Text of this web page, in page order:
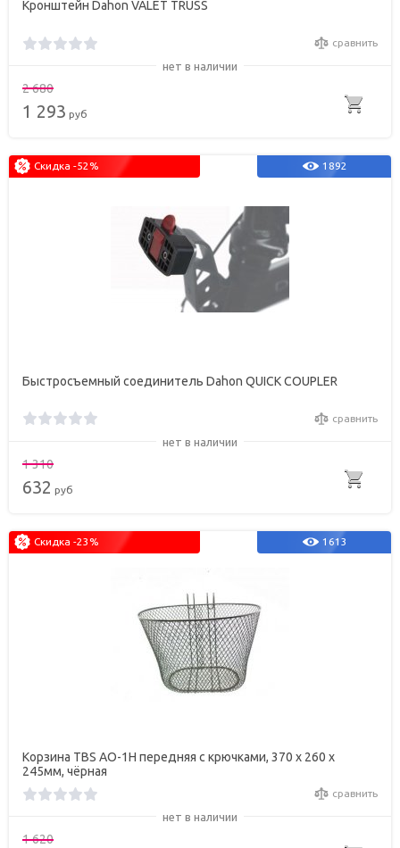
Кронштейн Dahon VALET TRUSS
сравнить
нет в наличии
2 680
1 293 руб
1892
Скидка -52%
Быстросъемный соединитель Dahon QUICK COUPLER
сравнить
нет в наличии
1 310
632 руб
1613
Скидка -23%
Корзина TBS AO-1H передняя с крючками, 370 х 260 х
245мм, чёрная
сравнить
нет в наличии
1 620